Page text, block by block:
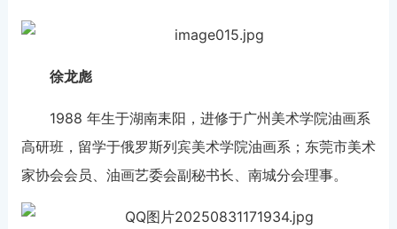
徐龙彪
1988 年生于湖南耒阳，进修于广州美术学院油画系
高研班，留学于俄罗斯列宾美术学院油画系；东莞市美术
家协会会员、油画艺委会副秘书长、南城分会理事。